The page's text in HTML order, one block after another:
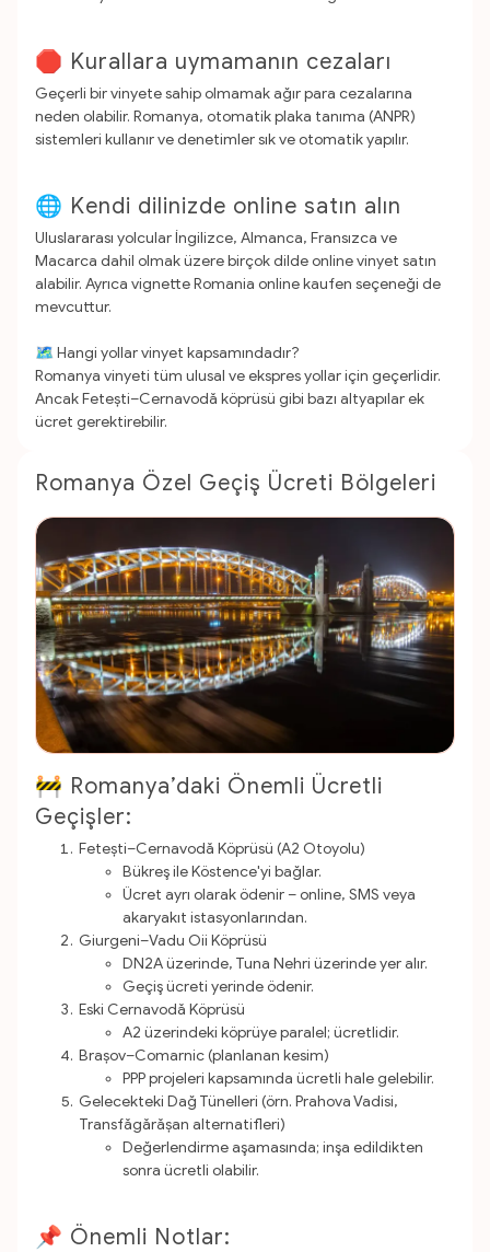
🛑 Kurallara uymamanın cezaları
Geçerli bir vinyete sahip olmamak ağır para cezalarına
neden olabilir. Romanya, otomatik plaka tanıma (ANPR)
sistemleri kullanır ve denetimler sık ve otomatik yapılır.
🌐 Kendi dilinizde online satın alın
Uluslararası yolcular İngilizce, Almanca, Fransızca ve
Macarca dahil olmak üzere birçok dilde online vinyet satın
alabilir. Ayrıca vignette Romania online kaufen seçeneği de
mevcuttur.
🗺️ Hangi yollar vinyet kapsamındadır?
Romanya vinyeti tüm ulusal ve ekspres yollar için geçerlidir.
Ancak Fetești–Cernavodă köprüsü gibi bazı altyapılar ek
ücret gerektirebilir.
Romanya Özel Geçiş Ücreti Bölgeleri
🚧 Romanya’daki Önemli Ücretli
Geçişler:
Fetești–Cernavodă Köprüsü (A2 Otoyolu)
Bükreş ile Köstence'yi bağlar.
Ücret ayrı olarak ödenir – online, SMS veya
akaryakıt istasyonlarından.
Giurgeni–Vadu Oii Köprüsü
DN2A üzerinde, Tuna Nehri üzerinde yer alır.
Geçiş ücreti yerinde ödenir.
Eski Cernavodă Köprüsü
A2 üzerindeki köprüye paralel; ücretlidir.
Brașov–Comarnic (planlanan kesim)
PPP projeleri kapsamında ücretli hale gelebilir.
Gelecekteki Dağ Tünelleri (örn. Prahova Vadisi,
Transfăgărășan alternatifleri)
Değerlendirme aşamasında; inşa edildikten
sonra ücretli olabilir.
📌 Önemli Notlar: